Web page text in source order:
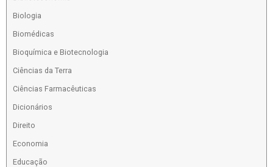
Biologia
Biomédicas
Bioquímica e Biotecnologia
Ciências da Terra
Ciências Farmacêuticas
Dicionários
Direito
Economia
Educação